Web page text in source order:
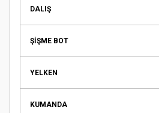
DALIŞ
ŞİŞME BOT
YELKEN
KUMANDA